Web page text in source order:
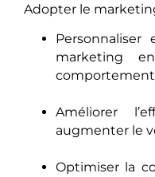
Adopter le
marketing
Améliorer
augmenter le
Optimiser la